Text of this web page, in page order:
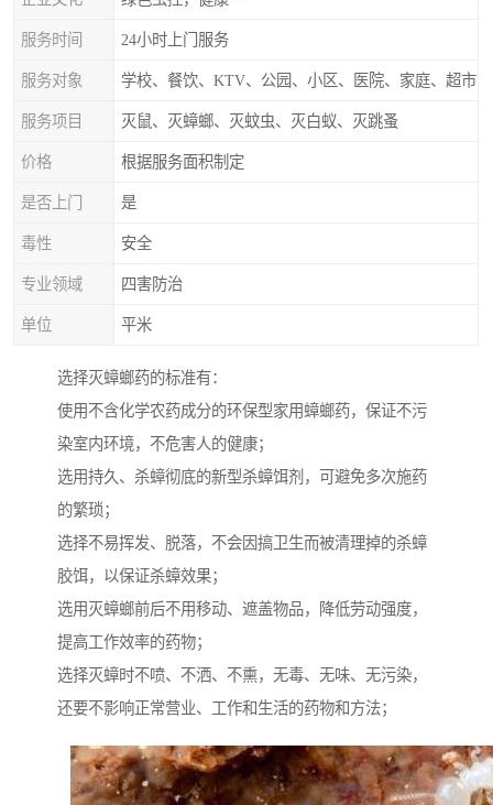
服务时间 24小时上门服务
服务对象 学校、餐饮、KTV、公园、小区、医院、家庭、超市
服务项目 灭鼠、灭蟑螂、灭蚊虫、灭白蚁、灭跳蚤
价格 根据服务面积制定
是否上门 是
毒性 安全
专业领域 四害防治
单位 平米
选择灭蟑螂药的标准有：
使用不含化学农药成分的环保型家用蟑螂药，保证不污
染室内环境，不危害人的健康；
选用持久、杀蟑彻底的新型杀蟑饵剂，可避免多次施药
的繁琐；
选择不易挥发、脱落，不会因搞卫生而被清理掉的杀蟑
胶饵，以保证杀蟑效果；
选用灭蟑螂前后不用移动、遮盖物品，降低劳动强度，
提高工作效率的药物；
选择灭蟑时不喷、不洒、不熏，无毒、无味、无污染，
还要不影响正常营业、工作和生活的药物和方法；